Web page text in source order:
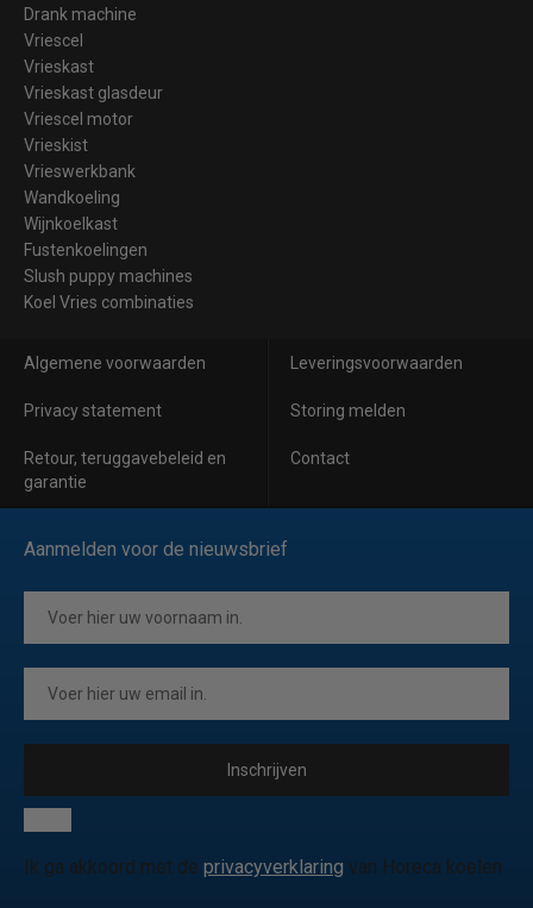
Drank machine
Vriescel
Vrieskast
Vrieskast glasdeur
Vriescel motor
Vrieskist
Vrieswerkbank
Wandkoeling
Wijnkoelkast
Fustenkoelingen
Slush puppy machines
Koel Vries combinaties
Algemene voorwaarden Leveringsvoorwaarden
Privacy statement Storing melden
Retour, teruggavebeleid en
garantie
Contact
Aanmelden voor de nieuwsbrief
Inschrijven
Ik ga akkoord met de privacyverklaring van Horeca koelen